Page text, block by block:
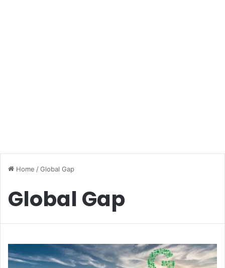
Home /Global Gap
Global Gap